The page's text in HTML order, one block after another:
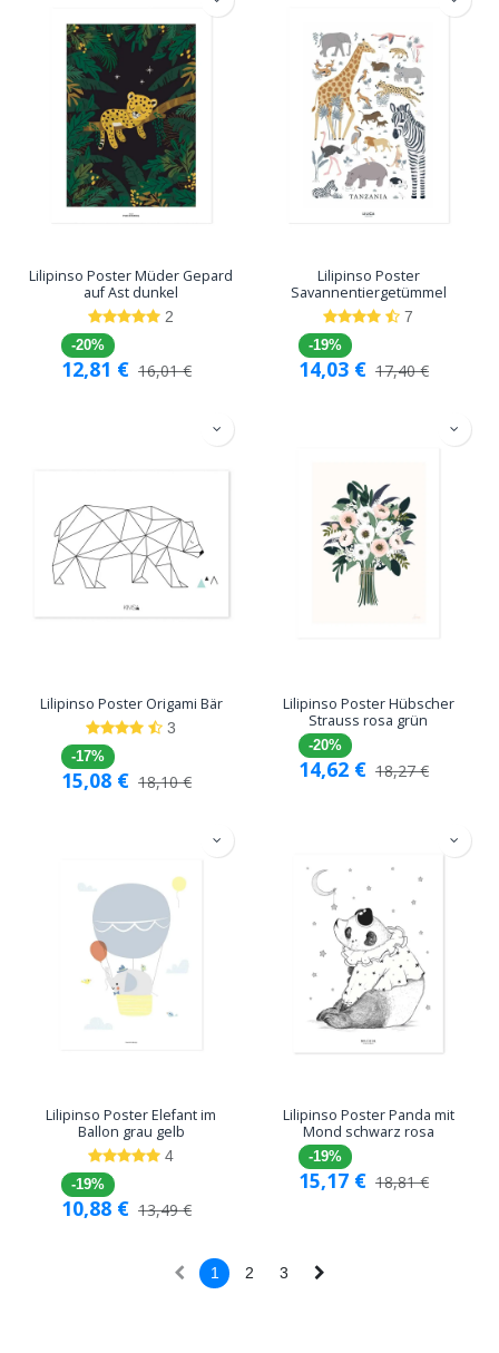
Lilipinso Poster Müder Gepard
auf Ast dunkel
2
-20%
12,81 € 16,01€
Lilipinso Poster
Savannentiergetümmel
7
-19%
14,03 € 17,40€
Lilipinso Poster Origami Bär
3
-17%
15,08 € 18,10€
Lilipinso Poster Hübscher
Strauss rosa grün
-20%
14,62 € 18,27€
Lilipinso Poster Elefant im
Ballon grau gelb
4
-19%
10,88 € 13,49€
Lilipinso Poster Panda mit
Mond schwarz rosa
-19%
15,17 € 18,81€
1 2 3